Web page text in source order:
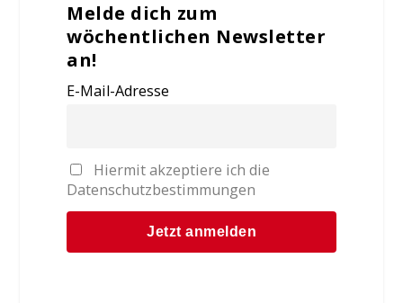
Melde dich zum
wöchentlichen Newsletter
an!
E-Mail-Adresse
Hiermit akzeptiere ich die
Datenschutzbestimmungen